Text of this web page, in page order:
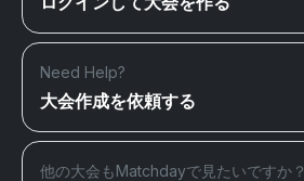
Need Help?
大会作成を依頼する
他の大会もMatchdayで見たいですか？